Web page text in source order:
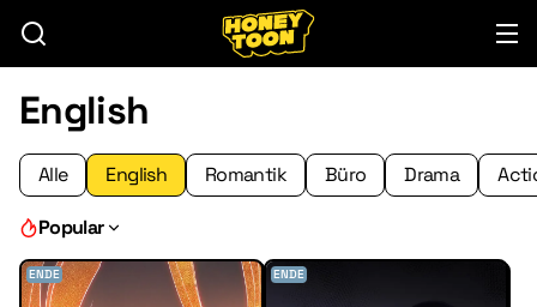
English
Alle English Romantik Büro Drama
Popular
ENDE ENDE